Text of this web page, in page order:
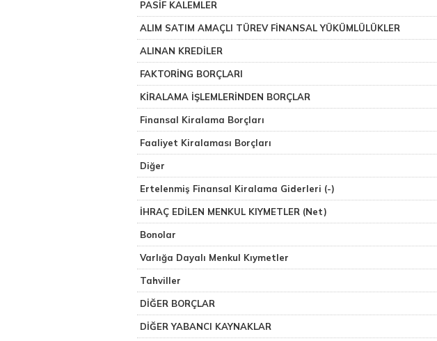
PASİF KALEMLER
ALIM SATIM AMAÇLI TÜREV FİNANSAL YÜKÜMLÜLÜKLER
ALINAN KREDİLER
FAKTORİNG BORÇLARI
KİRALAMA İŞLEMLERİNDEN BORÇLAR
Finansal Kiralama Borçları
Faaliyet Kiralaması Borçları
Diğer
Ertelenmiş Finansal Kiralama Giderleri (-)
İHRAÇ EDİLEN MENKUL KIYMETLER (Net)
Bonolar
Varlığa Dayalı Menkul Kıymetler
Tahviller
DİĞER BORÇLAR
DİĞER YABANCI KAYNAKLAR